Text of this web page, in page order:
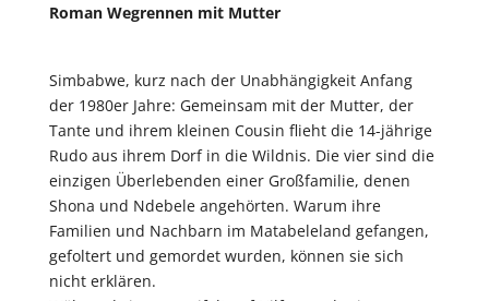
Roman Wegrennen mit Mutter
Simbabwe, kurz nach der Unabhängigkeit Anfang
der 1980er Jahre: Gemeinsam mit der Mutter, der
Tante und ihrem kleinen Cousin flieht die 14-jährige
Rudo aus ihrem Dorf in die Wildnis. Die vier sind die
einzigen Überlebenden einer Großfamilie, denen
Shona und Ndebele angehörten. Warum ihre
Familien und Nachbarn im Matabeleland gefangen,
gefoltert und gemordet wurden, können sie sich
nicht erklären.